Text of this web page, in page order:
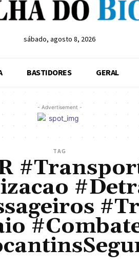
sábado, agosto 8, 2026
BASTIDORES GERAL
- Advertisement -
TAG